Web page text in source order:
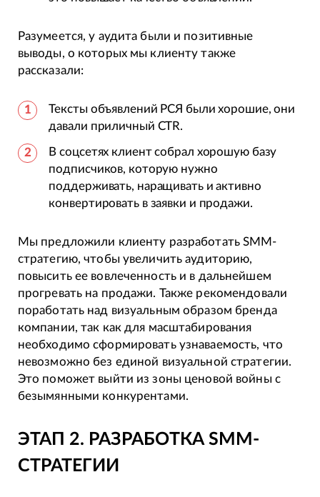
Разумеется, у аудита были и позитивные
выводы, о которых мы клиенту также
рассказали:
Тексты объявлений РСЯ были хорошие, они
давали приличный CTR.
В соцсетях клиент собрал хорошую базу
подписчиков, которую нужно
поддерживать, наращивать и активно
конвертировать в заявки и продажи.
Мы предложили клиенту разработать SMM-
стратегию, чтобы увеличить аудиторию,
повысить ее вовлеченность и в дальнейшем
прогревать на продажи. Также рекомендовали
поработать над визуальным образом бренда
компании, так как для масштабирования
необходимо сформировать узнаваемость, что
невозможно без единой визуальной стратегии.
Это поможет выйти из зоны ценовой войны с
безымянными конкурентами.
ЭТАП 2. РАЗРАБОТКА SMM-
СТРАТЕГИИ